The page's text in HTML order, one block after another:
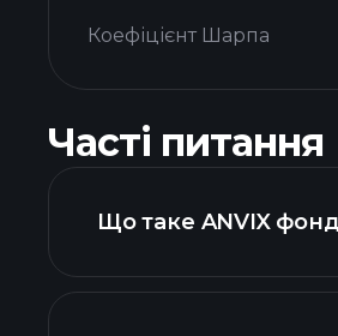
Коефіцієнт Шарпа
Часті питання
Що таке ANVIX